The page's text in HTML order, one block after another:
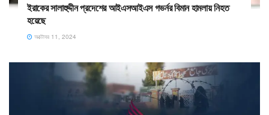
ইরাকের সালাহুদ্দীন প্রদেশের আইএসআইএস গভর্নর বিমান হামলায় নিহত
হয়েছে
অক্টোবর 11, 2024